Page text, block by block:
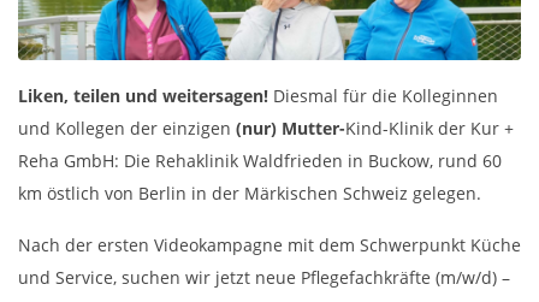
Liken, teilen und weitersagen! Diesmal für die Kolleginnen
und Kollegen der einzigen (nur) Mutter-Kind-Klinik der Kur +
Reha GmbH: Die Rehaklinik Waldfrieden in Buckow, rund 60
km östlich von Berlin in der Märkischen Schweiz gelegen.
Nach der ersten Videokampagne mit dem Schwerpunkt Küche
und Service, suchen wir jetzt neue Pflegefachkräfte (m/w/d) –